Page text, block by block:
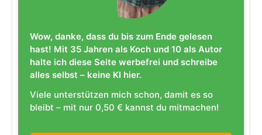
Wow, danke, dass du bis zum Ende gelesen
hast! Mit 35 Jahren als Koch und 10 als Autor
halte ich diese Seite werbefrei und schreibe
alles selbst – keine KI hier.
Viele unterstützen mich schon, damit es so
bleibt – mit nur 0,50 € kannst du mitmachen!